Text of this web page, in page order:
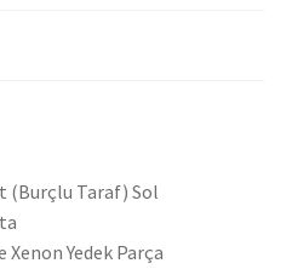
(Burçlu Taraf) Sol
Yedek Parça